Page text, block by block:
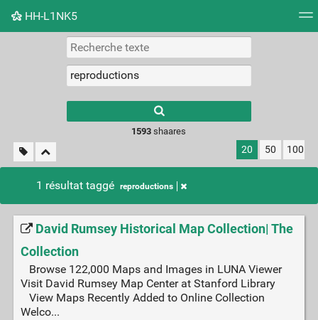
HH-L1NK5
Nuage de tags Mur d'images
results.
1593 shaares
20 50 100
1 résultat taggé reproductions
David Rumsey Historical Map Collection| The
Collection
Browse 122,000 Maps and Images in LUNA Viewer
Visit David Rumsey Map Center at Stanford Library
View Maps Recently Added to Online Collection
Welco...